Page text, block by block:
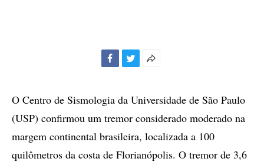
compartilhamento
O Centro de Sismologia da Universidade de São Paulo
(USP) confirmou um tremor considerado moderado na
margem continental brasileira, localizada a 100
quilômetros da costa de Florianópolis. O tremor de 3,6